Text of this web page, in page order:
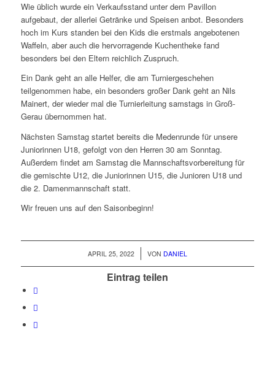
Wie üblich wurde ein Verkaufsstand unter dem Pavillon
aufgebaut, der allerlei Getränke und Speisen anbot. Besonders
hoch im Kurs standen bei den Kids die erstmals angebotenen
Waffeln, aber auch die hervorragende Kuchentheke fand
besonders bei den Eltern reichlich Zuspruch.
Ein Dank geht an alle Helfer, die am Turniergeschehen
teilgenommen habe, ein besonders großer Dank geht an Nils
Mainert, der wieder mal die Turnierleitung samstags in Groß-
Gerau übernommen hat.
Nächsten Samstag startet bereits die Medenrunde für unsere
Juniorinnen U18, gefolgt von den Herren 30 am Sonntag.
Außerdem findet am Samstag die Mannschaftsvorbereitung für
die gemischte U12, die Juniorinnen U15, die Junioren U18 und
die 2. Damenmannschaft statt.
Wir freuen uns auf den Saisonbeginn!
APRIL 25, 2022
/ VON DANIEL
Eintrag teilen